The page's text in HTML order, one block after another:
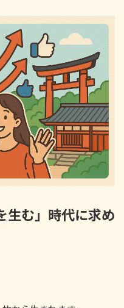
生む」時代に求め